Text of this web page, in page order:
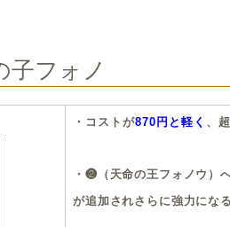
子フォノ
・コストが870円と軽く 、
・❷（天命の王フォノウ）
が追加されさらに強力になる